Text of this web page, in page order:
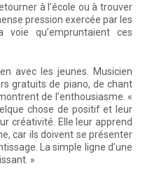
à l’école ou à trouver
pression exercée par les
voie qu’empruntaient ces
avec les jeunes. Musicien
gratuits de piano, de chant
de l’enthousiasme. «
chose de positif et leur
créativité. Elle leur apprend
car ils doivent se présenter
La simple ligne d’une
»